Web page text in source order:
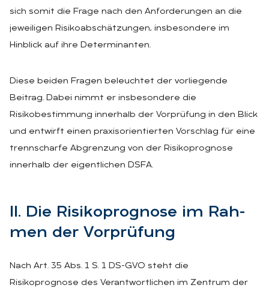
sich somit die Frage nach den Anforderungen an die
jeweiligen Risikoabschätzungen, insbesondere im
Hinblick auf ihre Determinanten.
Diese beiden Fragen beleuchtet der vorliegende
Beitrag. Dabei nimmt er insbesondere die
Risikobestimmung innerhalb der Vorprüfung in den Blick
und entwirft einen praxisorientierten Vorschlag für eine
trennscharfe Abgrenzung von der Risikoprognose
innerhalb der eigentlichen DSFA.
II. Die Ri­si­ko­pro­gno­se im Rah­
men der Vor­prü­fung
Nach Art. 35 Abs. 1 S. 1 DS-GVO steht die
Risikoprognose des Verantwortlichen im Zentrum der